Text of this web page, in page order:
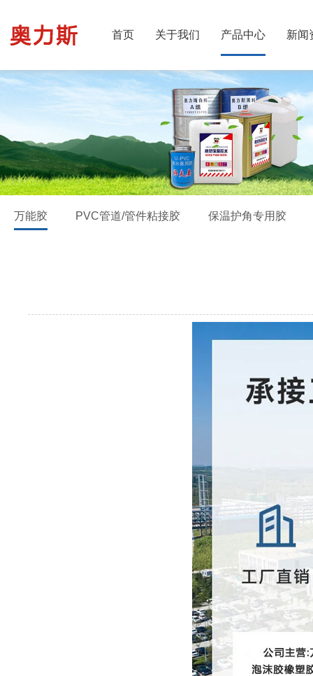
首页 关于我们 产品中心 新闻
万能胶 PVC管道/管件粘接胶 保温护角专用胶